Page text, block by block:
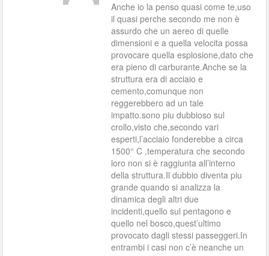
Anche io la penso quasi come te,uso
il quasi perche secondo me non è
assurdo che un aereo di quelle
dimensioni e a quella velocita possa
provocare quella esplosione,dato che
era pieno di carburante.Anche se la
struttura era di acciaio e
cemento,comunque non
reggerebbero ad un tale
impatto.sono piu dubbioso sul
crollo,visto che,secondo vari
esperti,l’acciaio fonderebbe a circa
1500° C ,temperatura che secondo
loro non si è raggiunta all’interno
della struttura.Il dubbio diventa piu
grande quando si analizza la
dinamica degli altri due
incidenti,quello sul pentagono e
quello nel bosco,quest’ultimo
provocato dagli stessi passeggeri.In
entrambi i casi non c’è neanche un